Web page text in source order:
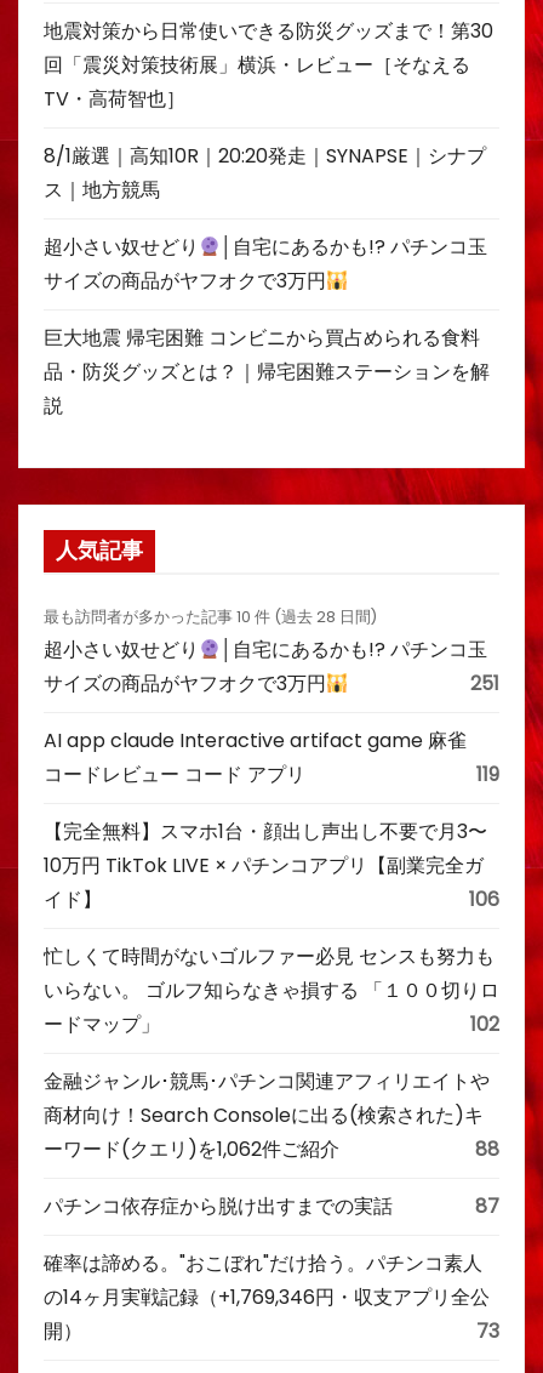
地震対策から日常使いできる防災グッズまで！第30
回「震災対策技術展」横浜・レビュー［そなえる
TV・高荷智也］
8/1厳選｜高知10R｜20:20発走｜SYNAPSE｜シナプ
ス｜地方競馬
超小さい奴せどり
│自宅にあるかも!? パチンコ玉
サイズの商品がヤフオクで3万円
巨大地震 帰宅困難 コンビニから買占められる食料
品・防災グッズとは？｜帰宅困難ステーションを解
説
人気記事
最も訪問者が多かった記事 10 件 (過去 28 日間)
超小さい奴せどり
│自宅にあるかも!? パチンコ玉
サイズの商品がヤフオクで3万円
251
AI app claude Interactive artifact game 麻雀
コードレビュー コード アプリ
119
【完全無料】スマホ1台・顔出し声出し不要で月3〜
10万円 TikTok LIVE × パチンコアプリ【副業完全ガ
イド】
106
忙しくて時間がないゴルファー必見 センスも努力も
いらない。 ゴルフ知らなきゃ損する 「１００切りロ
ードマップ」
102
金融ジャンル･競馬･パチンコ関連アフィリエイトや
商材向け！Search Consoleに出る(検索された)キ
ーワード(クエリ)を1,062件ご紹介
88
パチンコ依存症から脱け出すまでの実話 87
確率は諦める。"おこぼれ"だけ拾う。パチンコ素人
の14ヶ月実戦記録（+1,769,346円・収支アプリ全公
開）
73